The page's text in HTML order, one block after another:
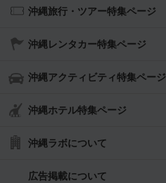
沖縄旅行・ツアー特集ページ
沖縄レンタカー特集ページ
沖縄アクティビティ特集ページ
沖縄ホテル特集ページ
沖縄ラボについて
広告掲載について